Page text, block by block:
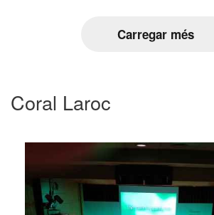
Carregar més
Coral Laroc